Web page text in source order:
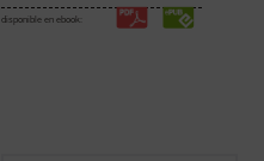
disponible en ebook: